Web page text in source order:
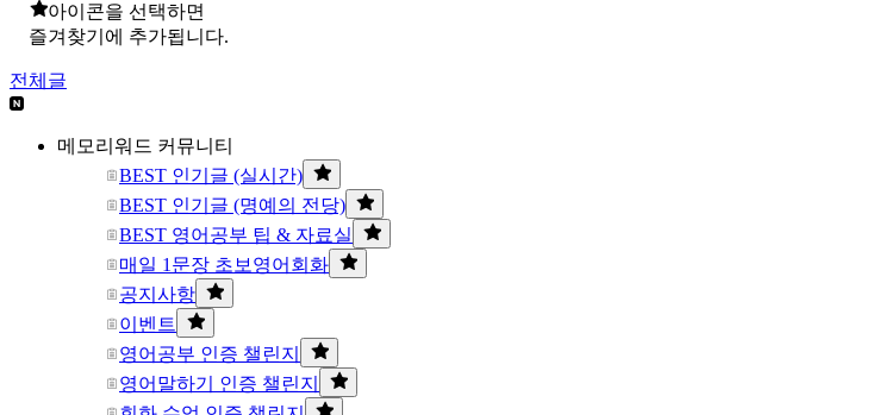
아이콘을 선택하면
즐겨찾기에 추가됩니다.
전체글
메모리워드 커뮤니티
BEST 인기글 (실시간)
BEST 인기글 (명예의 전당)
BEST 영어공부 팁 & 자료실
매일 1문장 초보영어회화
공지사항
이벤트
영어공부 인증 챌린지
영어말하기 인증 챌린지